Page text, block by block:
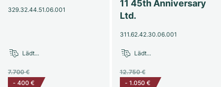
329.32.44.51.06.001
7.700 €
- 400 €
Lädt...
11 45th Anniversary
Ltd.
311.62.42.30.06.001
12.750 €
- 1.050 €
Lädt...